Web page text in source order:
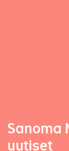
Sanoma
uutiset